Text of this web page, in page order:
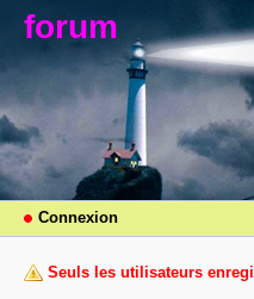
forum
Connexion
Seuls les utilisateurs